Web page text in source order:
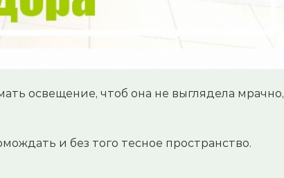
освещение, чтоб она не выглядела мрачно,
и без того тесное пространство.